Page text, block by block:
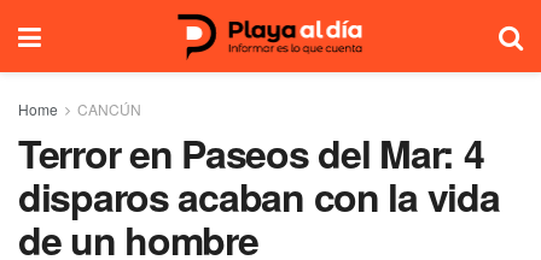
Home CANCÚN
Terror en Paseos del Mar: 4
disparos acaban con la vida
de un hombre